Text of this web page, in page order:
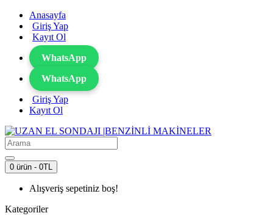
Anasayfa
Giriş Yap
Kayıt Ol
WhatsApp
WhatsApp
Giriş Yap
Kayıt Ol
0 ürün - 0TL
Alışveriş sepetiniz boş!
Kategoriler